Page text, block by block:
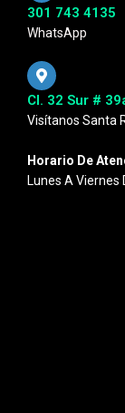
301 743 4135
WhatsApp
Cl. 32 Sur #
Visítanos Santa
Horario De
Lunes A Viernes